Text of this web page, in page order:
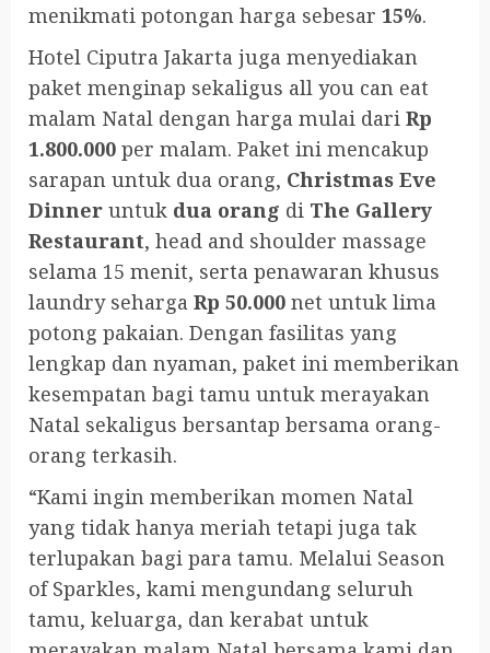
menikmati potongan harga sebesar 15%.
Hotel Ciputra Jakarta juga menyediakan
paket menginap sekaligus all you can eat
malam Natal dengan harga mulai dari Rp
1.800.000 per malam. Paket ini mencakup
sarapan untuk dua orang, Christmas Eve
Dinner untuk dua orang di The Gallery
Restaurant, head and shoulder massage
selama 15 menit, serta penawaran khusus
laundry seharga Rp 50.000 net untuk lima
potong pakaian. Dengan fasilitas yang
lengkap dan nyaman, paket ini memberikan
kesempatan bagi tamu untuk merayakan
Natal sekaligus bersantap bersama orang-
orang terkasih.
“Kami ingin memberikan momen Natal
yang tidak hanya meriah tetapi juga tak
terlupakan bagi para tamu. Melalui Season
of Sparkles, kami mengundang seluruh
tamu, keluarga, dan kerabat untuk